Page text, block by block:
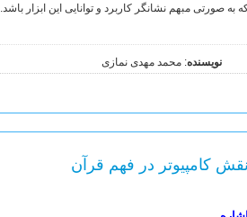
به صورتی مبهم نشانگر کاربرد و توانایی این ابزار باشد.
نویسنده: محمد مهدی نمازی
نقش کامپیوتر در فهم قرآن